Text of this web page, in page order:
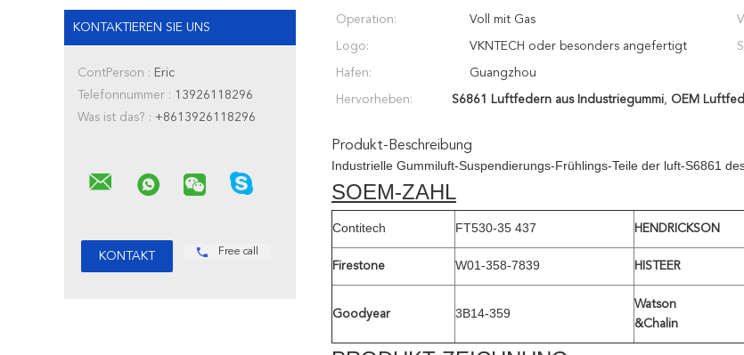
KONTAKTIEREN SIE UNS
ContPerson : Eric
Telefonnummer : 13926118296
Was ist das? : +8613926118296
Free call
Operation: Voll mit Gas
Logo: VKNTECH oder besonders angefertigt
Hafen: Guangzhou
Hervorheben: S6861 Luftfedern aus Industriegummi, OEM
Produkt-Beschreibung
Industrielle Gummiluft-Suspendierungs-Frühlings-Teile der luft-S6861
SOEM-ZAHL
Contitech FT530-35 437 HENDRICKSON
Firestone W01-358-7839 HISTEER
Goodyear 3B14-359
Watson
&Chalin